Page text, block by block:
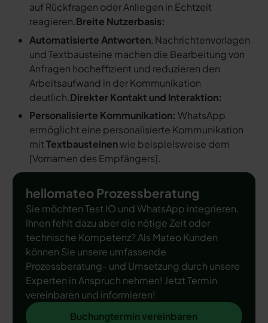
auf Rückfragen oder Anliegen in Echtzeit
reagieren.Breite Nutzerbasis:
Automatisierte Antworten, Nachrichtenvorlagen
und Textbausteine machen die Bearbeitung von
Anfragen hocheffizient und reduzieren den
Arbeitsaufwand in der Kommunikation
deutlich.Direkter Kontakt und Interaktion:
Personalisierte Kommunikation: WhatsApp
ermöglicht eine personalisierte Kommunikation
mitTextbausteinenwie beispielsweise dem
[Vornamen des Empfängers].
hellomateo Prozessberatung
Sie möchten Test IO und WhatsApp integrieren,
Ihnen fehlt dazu aber die nötige Zeit oder
technische Kompetenz? Als Mateo Kunden
können Sie unsere umfassende
Prozessberatung- und Umsetzung durch unsere
Experten in Anspruch nehmen! Jetzt Termin
vereinbaren und informieren!
Buchungtermin vereinbaren
Buchungtermin vereinbaren